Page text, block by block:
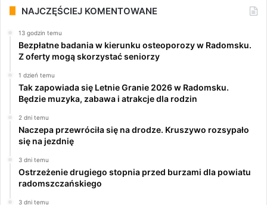
NAJCZĘŚCIEJ KOMENTOWANE
13 godzin temu
Bezpłatne badania w kierunku osteoporozy w Radomsku.
Z oferty mogą skorzystać seniorzy
1 dzień temu
Tak zapowiada się Letnie Granie 2026 w Radomsku.
Będzie muzyka, zabawa i atrakcje dla rodzin
2 dni temu
Naczepa przewróciła się na drodze. Kruszywo rozsypało
się na jezdnię
3 dni temu
Ostrzeżenie drugiego stopnia przed burzami dla powiatu
radomszczańskiego
3 dni temu